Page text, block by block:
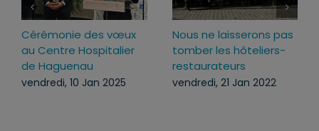
Cérémonie des vœux
au Centre Hospitalier
de Haguenau
vendredi, 10 Jan 2025
Nous ne laisserons pas
tomber les hôteliers-
restaurateurs
vendredi, 21 Jan 2022